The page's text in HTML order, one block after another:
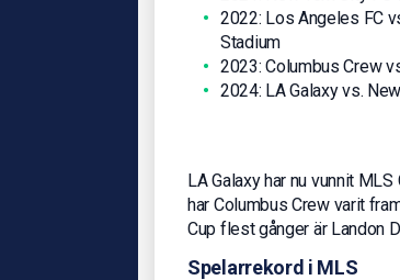
2022: Los Angeles FC
Stadium
2023: Columbus Crew
2024: LA Galaxy vs.
LA Galaxy har nu vunnit
har Columbus Crew varit
Cup flest gånger är Landon
Spelarrekord i MLS